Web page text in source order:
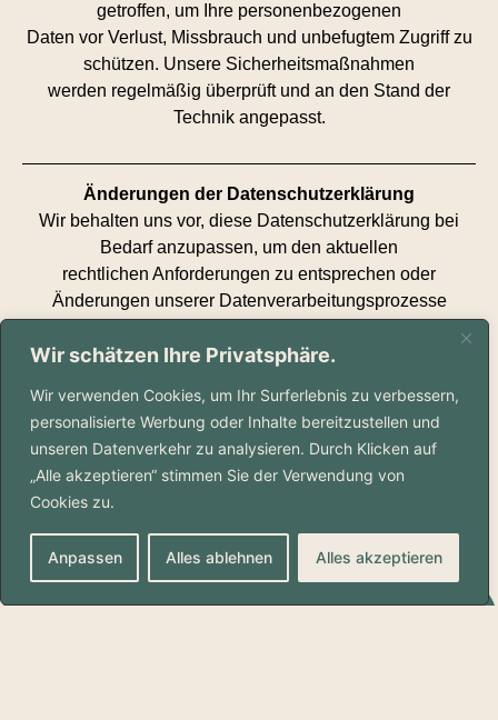
Wir schätzen Ihre Privatsphäre.
Wir verwenden Cookies, um Ihr Surferlebnis zu verbessern,
personalisierte Werbung oder Inhalte bereitzustellen und
unseren Datenverkehr zu analysieren. Durch Klicken auf
„Alle akzeptieren“ stimmen Sie der Verwendung von
Cookies zu.
Anpassen Alles ablehnen Alles akzeptieren
getroffen, um Ihre personenbezogenen
Daten vor Verlust, Missbrauch und unbefugtem Zugriff zu
schützen. Unsere Sicherheitsmaßnahmen
werden regelmäßig überprüft und an den Stand der
Technik angepasst.
Änderungen der Datenschutzerklärung
Wir behalten uns vor, diese Datenschutzerklärung bei
Bedarf anzupassen, um den aktuellen
rechtlichen Anforderungen zu entsprechen oder
Änderungen unserer Datenverarbeitungsprozesse
regelmäßig.
Kontakt
Für Fragen zur Verarbeitung Ihrer personenbezogenen
Daten können Sie uns unter den oben
angegebenen Kontaktinformationen erreichen